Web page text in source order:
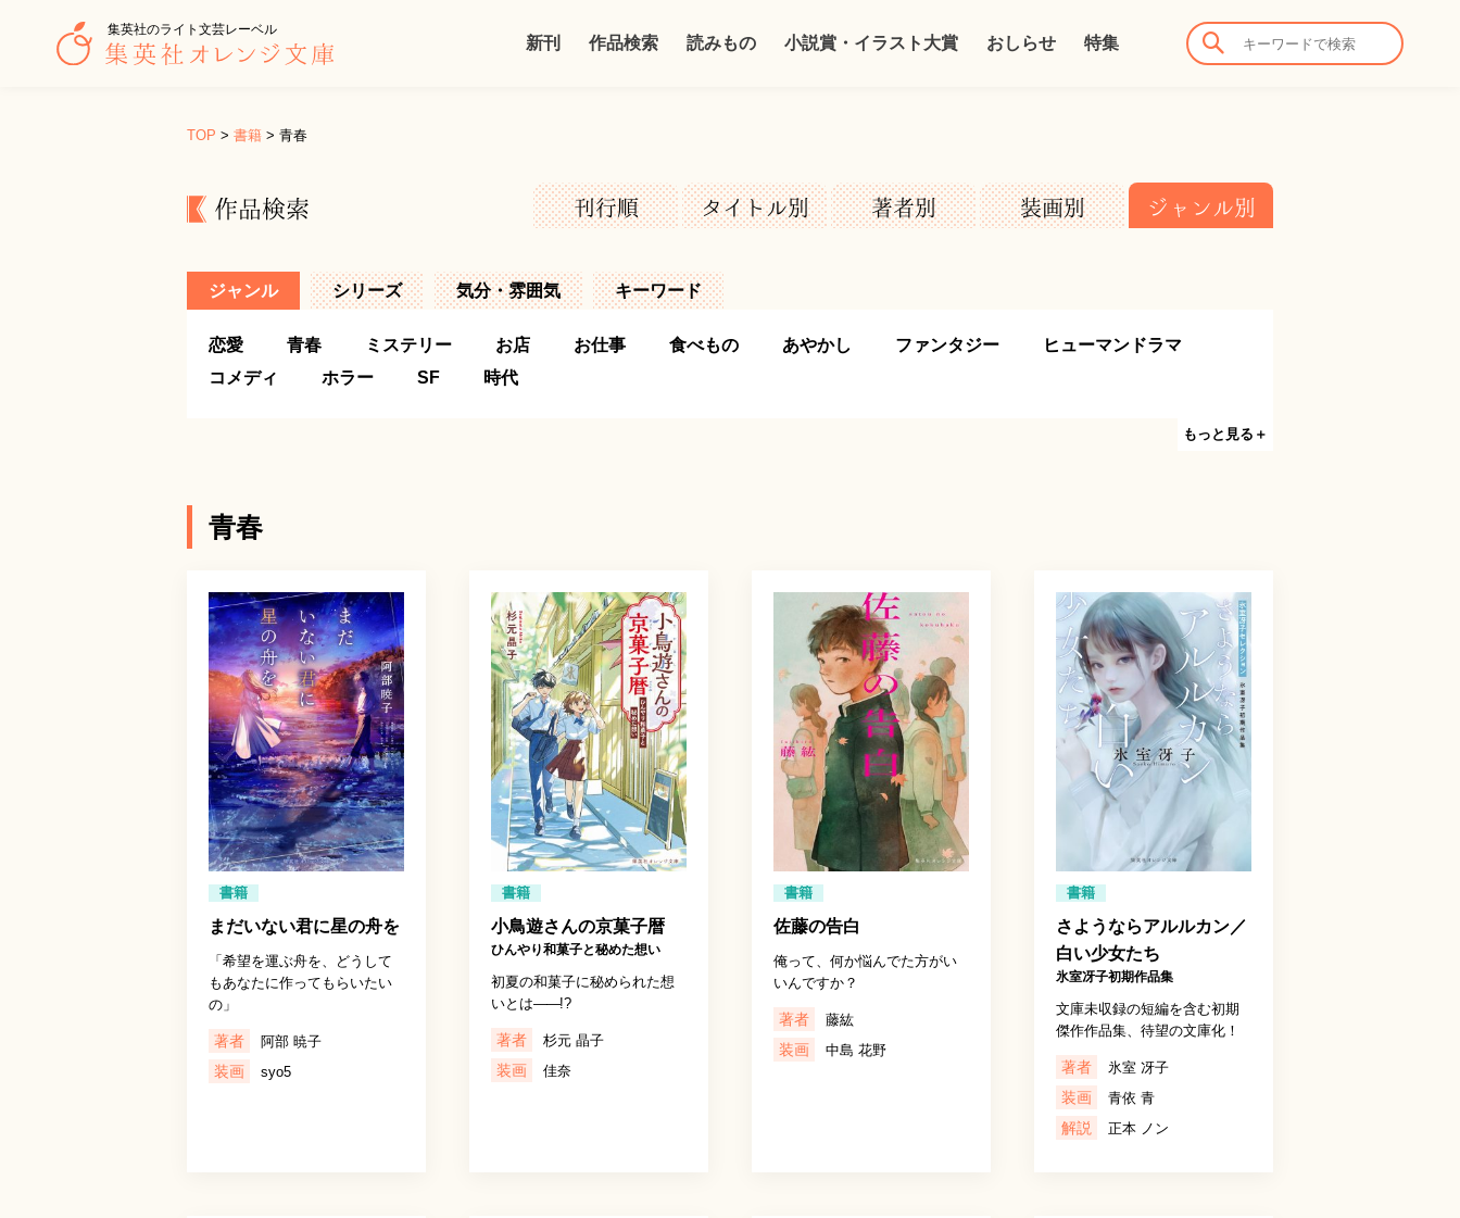
集英社のライト文芸レーベル
新刊 作品検索 読みもの 小説賞・イラスト大賞 おしらせ 特集
TOP > 書籍 > 青春
作品検索 刊行順 タイトル別 著者別 装画別 ジャンル別
ジャンル シリーズ 気分・雰囲気 キーワード
恋愛 青春 ミステリー お店 お仕事 食べもの あやかし ファンタジー
ヒューマンドラマ
コメディ
ホラー SF 時代
もっと見る＋
青春
書籍
まだいない君に星の舟を
「希望を運ぶ舟を、どうして
もあなたに作ってもらいたい
の」
著者 阿部 暁子
装画 syo5
書籍
小鳥遊さんの京菓子暦
ひんやり和菓子と秘めた想い
初夏の和菓子に秘められた想
いとは――!?
著者 杉元 晶子
装画 佳奈
書籍
佐藤の告白
俺って、何か悩んでた方がい
いんですか？
著者 藤紘
装画 中島 花野
書籍
さようならアルルカン／
白い少女たち
氷室冴子初期作品集
文庫未収録の短編を含む初期
傑作作品集、待望の文庫化！
著者 氷室 冴子
装画 青依 青
解説 正本 ノン